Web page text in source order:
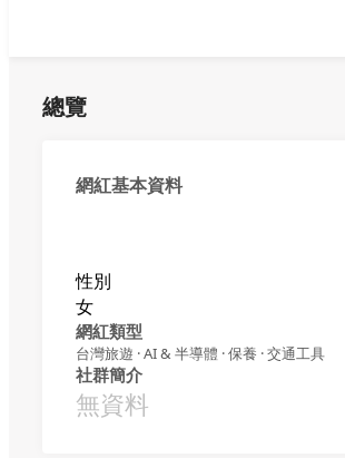
總覽
網紅基本資料
性別
女
網紅類型
台灣旅遊 · AI & 半導體 · 保養 · 交通工具
社群簡介
無資料